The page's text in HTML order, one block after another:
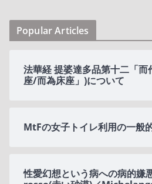
Popular Articles
法華経 提婆達多品第十二「
座/而為床座」)について
MtFの女子トイレ利用の一般
性愛幻想という病への病的